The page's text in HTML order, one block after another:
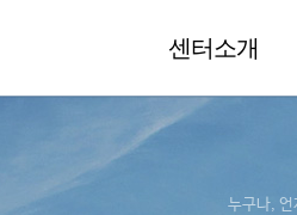
센터소개
누구나, 언